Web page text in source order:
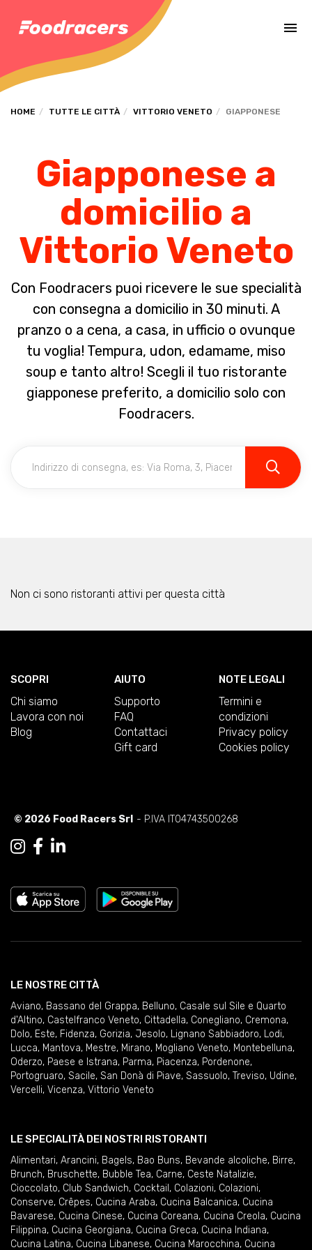
HOME TUTTE LE CITTÀ VITTORIO VENETO GIAPPONESE
Giapponese a
domicilio a
Vittorio Veneto
Con Foodracers puoi ricevere le sue specialità
con consegna a domicilio in 30 minuti. A
pranzo o a cena, a casa, in ufficio o ovunque
tu voglia! Tempura, udon, edamame, miso
soup e tanto altro! Scegli il tuo ristorante
giapponese preferito, a domicilio solo con
Foodracers.
Non ci sono ristoranti attivi per questa città
SCOPRI
Chi siamo
Lavora con noi
Blog
AIUTO
Supporto
FAQ
Contattaci
Gift card
NOTE LEGALI
Termini e
condizioni
Privacy policy
Cookies policy
© 2026 Food Racers Srl - P.IVA IT04743500268
LE NOSTRE CITTÀ
Aviano, Bassano del Grappa, Belluno, Casale sul Sile e Quarto
d'Altino, Castelfranco Veneto, Cittadella, Conegliano, Cremona,
Dolo, Este, Fidenza, Gorizia, Jesolo, Lignano Sabbiadoro, Lodi,
Lucca, Mantova, Mestre, Mirano, Mogliano Veneto, Montebelluna,
Oderzo, Paese e Istrana, Parma, Piacenza, Pordenone,
Portogruaro, Sacile, San Donà di Piave, Sassuolo, Treviso, Udine,
Vercelli, Vicenza, Vittorio Veneto
LE SPECIALITÀ DEI NOSTRI RISTORANTI
Alimentari, Arancini, Bagels, Bao Buns, Bevande alcoliche, Birre,
Brunch, Bruschette, Bubble Tea, Carne, Ceste Natalizie,
Cioccolato, Club Sandwich, Cocktail , Colazioni, Colazioni,
Conserve, Crêpes, Cucina Araba, Cucina Balcanica, Cucina
Bavarese, Cucina Cinese, Cucina Coreana, Cucina Creola, Cucina
Filippina, Cucina Georgiana, Cucina Greca, Cucina Indiana,
Cucina Latina, Cucina Libanese, Cucina Marocchina, Cucina